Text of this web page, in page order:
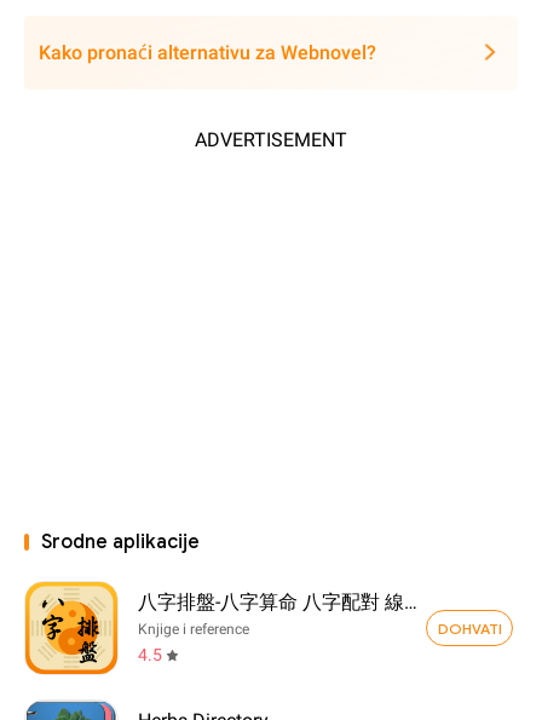
Kako pronaći alternativu za Webnovel?
ADVERTISEMENT
Srodne aplikacije
八字排盤-八字算命 八字配對 線上算命 生辰八字查詢
Knjige i reference
4.5
DOHVATI